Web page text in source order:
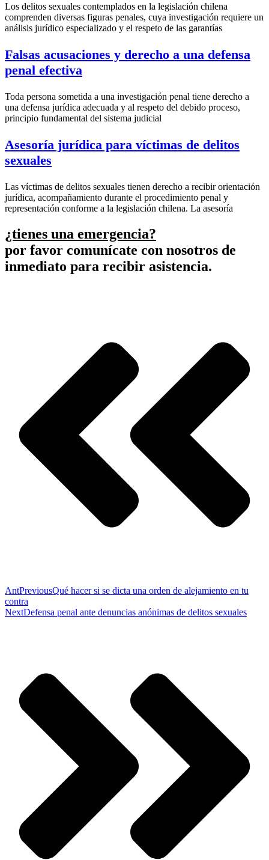
Los delitos sexuales contemplados en la legislación chilena
comprenden diversas figuras penales, cuya investigación requiere un
análisis jurídico especializado y el respeto de las garantías
Falsas acusaciones y derecho a una defensa
penal efectiva
Toda persona sometida a una investigación penal tiene derecho a
una defensa jurídica adecuada y al respeto del debido proceso,
principio fundamental del sistema judicial
Asesoría jurídica para víctimas de delitos
sexuales
Las víctimas de delitos sexuales tienen derecho a recibir orientación
jurídica, acompañamiento durante el procedimiento penal y
representación conforme a la legislación chilena. La asesoría
¿tienes una emergencia?
por favor comunícate con nosotros de
inmediato para recibir asistencia.
AntPreviousQué hacer si se dicta una orden de alejamiento en tu
contra
NextDefensa penal ante denuncias anónimas de delitos sexuales